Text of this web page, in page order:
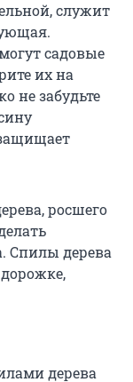
служит
садовые
их на
не забудьте
росшего
Спилы дерева
дерева